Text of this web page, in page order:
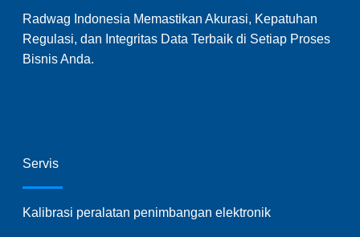
Radwag Indonesia Memastikan Akurasi, Kepatuhan
Regulasi, dan Integritas Data Terbaik di Setiap Proses
Bisnis Anda.
Servis
Kalibrasi peralatan penimbangan elektronik